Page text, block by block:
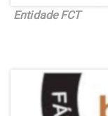
Entidade FCT